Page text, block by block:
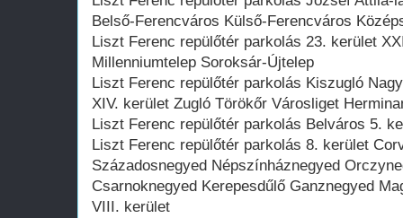
Belső-Ferencváros Külső-Ferencváros
Liszt Ferenc repülőtér parkolás 23. kerület
Millenniumtelep Soroksár-Újtelep
Liszt Ferenc repülőtér parkolás Kiszugló
XIV. kerület Zugló Törökőr Városliget
Liszt Ferenc repülőtér parkolás Belváros 5.
Liszt Ferenc repülőtér parkolás 8. kerület
Századosnegyed Népszínháznegyed
Csarnoknegyed Kerepesdűlő Ganznegyed
VIII. kerület